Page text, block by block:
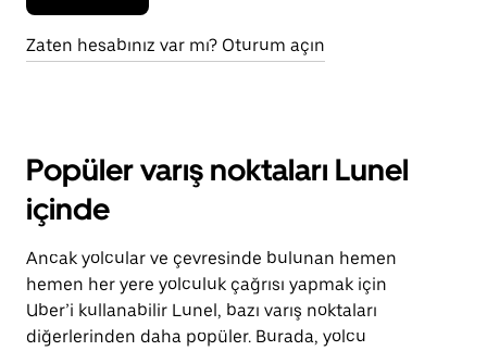
Zaten hesabınız var mı? Oturum açın
Popüler varış noktaları Lunel
içinde
Ancak yolcular ve çevresinde bulunan hemen
hemen her yere yolculuk çağrısı yapmak için
Uber’i kullanabilir Lunel, bazı varış noktaları
diğerlerinden daha popüler. Burada, yolcu